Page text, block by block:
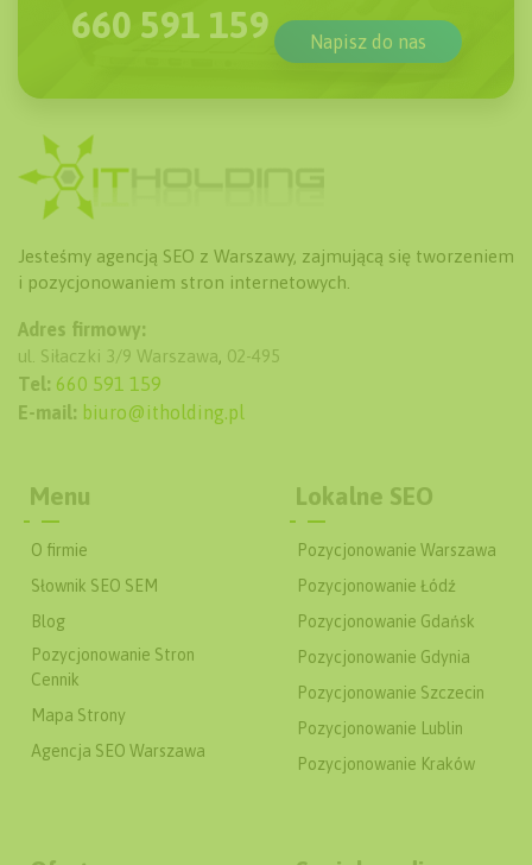
660 591 159 Napisz do nas
Jesteśmy agencją SEO z Warszawy, zajmującą się tworzeniem
i pozycjonowaniem stron internetowych.
Adres firmowy:
ul. Siłaczki 3/9 Warszawa, 02-495
Tel: 660 591 159
E-mail: biuro@itholding.pl
Menu
O firmie
Słownik SEO SEM
Blog
Pozycjonowanie Stron
Cennik
Mapa Strony
Agencja SEO Warszawa
Lokalne SEO
Pozycjonowanie Warszawa
Pozycjonowanie Łódź
Pozycjonowanie Gdańsk
Pozycjonowanie Gdynia
Pozycjonowanie Szczecin
Pozycjonowanie Lublin
Pozycjonowanie Kraków